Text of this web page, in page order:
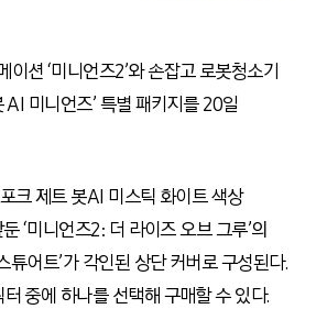
션 ‘미니언즈2’와 손잡고 로봇청소기
AI 미니언즈’ 특별 패키지를 20일
크 제트 봇AI 미스틱 화이트 색상
‘미니언즈2: 더 라이즈 오브 그루’의
튜어트’가 각인된 상단 커버로 구성된다.
중에 하나를 선택해 구매할 수 있다.